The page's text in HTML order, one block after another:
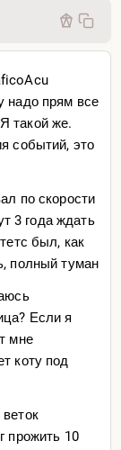
здесь
Парагвай
, но как
вполне себе.
надо прям все
такой же.
событий, это
по скорости
3 года ждать
был, как
полный туман
Если я
мне
коту под
прожить 10